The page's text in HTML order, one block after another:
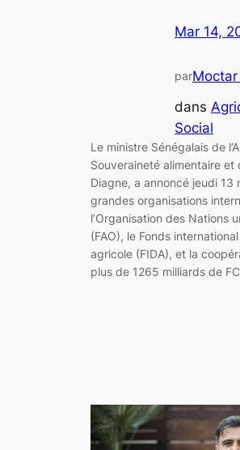
Mar 14,
parMoctar
dans
Social
Le ministre Sénégalais de
Souveraineté alimentaire et
Diagne, a annoncé jeudi 13
grandes organisations
l’Organisation des Nations
(FAO), le Fonds
agricole (FIDA), et la
plus de 1265 milliards de